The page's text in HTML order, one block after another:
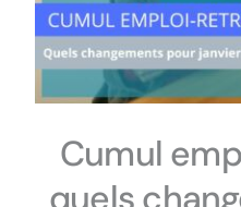
Cumul